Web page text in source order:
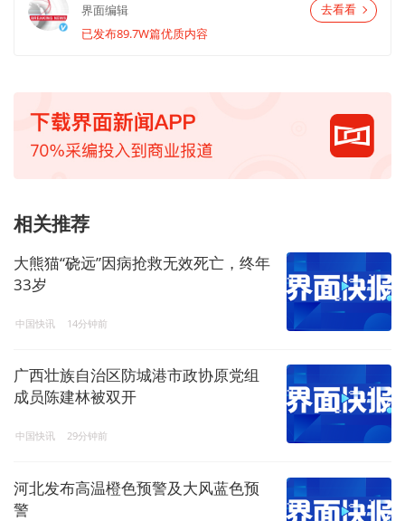
界面编辑
已发布89.7W篇优质内容
去看看
相关推荐
大熊猫“硗远”因病抢救无效死亡，终年
33岁
中国快讯 14分钟前
广西壮族自治区防城港市政协原党组
成员陈建林被双开
中国快讯 29分钟前
河北发布高温橙色预警及大风蓝色预
警